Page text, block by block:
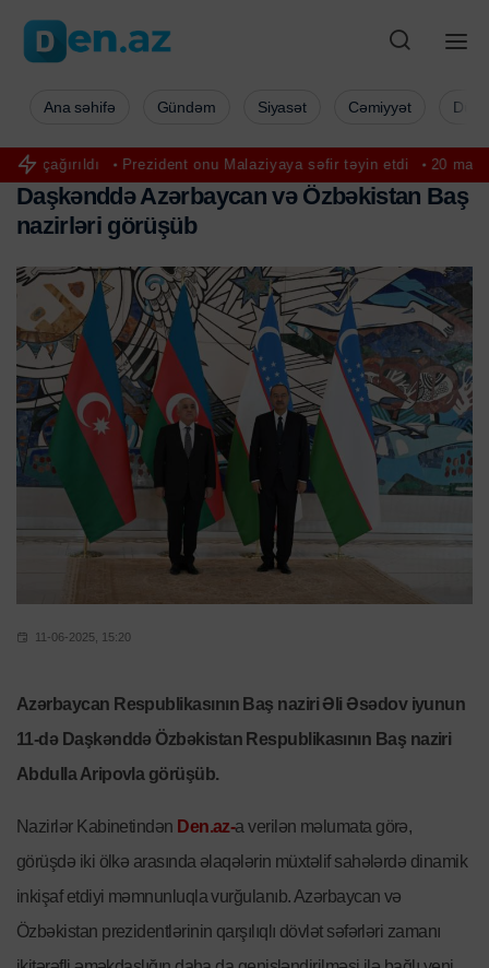
Prezident onu Malaziyaya səfir təyin etdi 20 manatlıq ödəniş
Ana səhifə Gündəm Siyasət Cəmiyyət
DaşkənddəAzərbaycan və Özbəkistan Baş
nazirləri görüşüb
11-06-2025, 15:20
Azərbaycan Respublikasının Baş naziri Əli Əsədov iyunun
11-də Daşkənddə Özbəkistan Respublikasının Baş naziri
Abdulla Aripovla görüşüb.
Nazirlər Kabinetindən Den.az-a verilən məlumata görə,
görüşdə iki ölkə arasında əlaqələrin müxtəlif sahələrdə dinamik
inkişaf etdiyi məmnunluqla vurğulanıb. Azərbaycan və
Özbəkistan prezidentlərinin qarşılıqlı dövlət səfərləri zamanı